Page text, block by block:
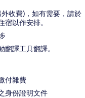
收費)，如有需要，請於
以作安排。
譯工具翻譯。
付雜費
身份證明文件